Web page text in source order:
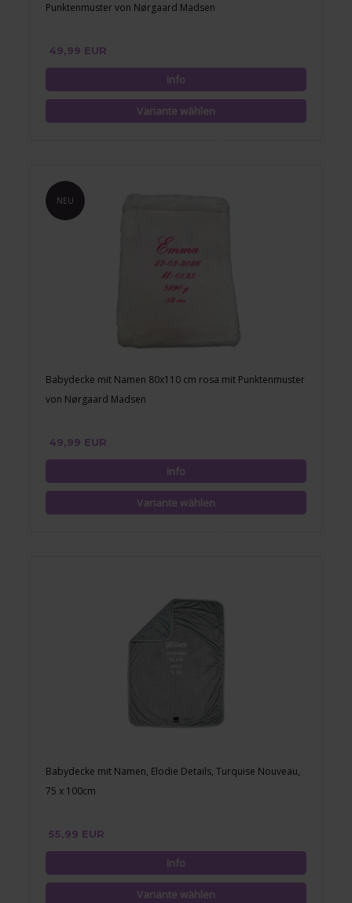
Punktenmuster von Nørgaard Madsen
49,99 EUR
NEU
Babydecke mit Namen 80x110 cm rosa mit Punktenmuster
von Nørgaard Madsen
49,99 EUR
Babydecke mit Namen, Elodie Details, Turquise Nouveau,
75 x 100cm
55,99 EUR